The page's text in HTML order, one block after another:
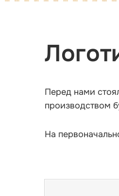
Перед нами
производством
На